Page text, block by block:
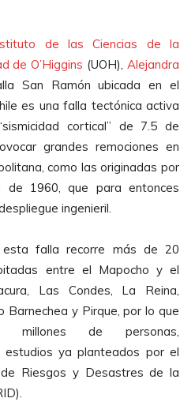
de las Ciencias de la
de O’Higgins (UOH), Alejandra
San Ramón ubicada en el
es una falla tectónica activa
cortical” de 7.5 de
grandes remociones en
como las originadas por
de 1960, que para entonces
ingenieril.
falla recorre más de 20
entre el Mapocho y el
Las Condes, La Reina,
Barnechea y Pirque, por lo que
de personas,
estudios ya planteados por el
Riesgos y Desastres de la